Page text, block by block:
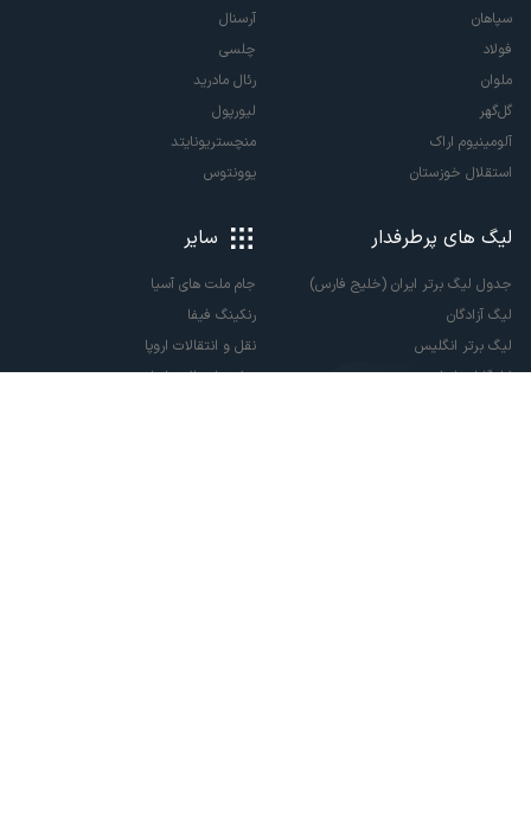
سپاهان
فولاد
ملوان
گل‌گهر
آلومینیوم اراک
استقلال خوزستان
آرسنال
چلسی
رئال مادرید
لیورپول
منچستریونایتد
یوونتوس
لیگ های پرطرفدار
جدول لیگ برتر ایران (خلیج فارس)
لیگ آزادگان
لیگ برتر انگلیس
لالیگا اسپانیا
سایر
جام ملت های آسیا
رنکینگ فیفا
نقل و انتقالات اروپا
نقل و انتقالات ایران